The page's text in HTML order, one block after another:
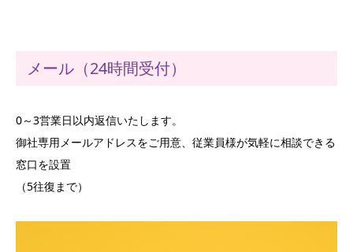
メール（24時間受付）
0～3営業日以内返信いたします。
御社専用メールアドレスをご用意、従業員様が気軽に相談できる
窓口を設置
（5往復まで）